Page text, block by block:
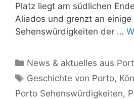
Platz liegt am südlichen
Aliados und grenzt an
Sehenswürdigkeiten der …
Kategorien
News & aktuelles aus
Schlagwörter
Geschichte von Porto,
Porto Sehenswürdigkeiten,